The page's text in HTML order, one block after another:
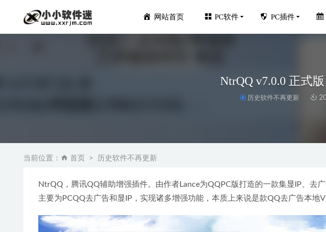
网站首页 PC软件 PC插件
NtrQQ v7.0.0 正式
历史软件不再更新
当前位置： 首页 历史软件不再更新
NtrQQ，腾讯QQ辅助增强插件。由作者Lance为QQPC版打造的一款集显IP、去
主要为PCQQ去广告和显IP，实现诸多增强功能，本质上来说是款QQ去广告本地
Duplicate Photos Fixer Pro
镜像文件写入U盘工具，FAT32格式可